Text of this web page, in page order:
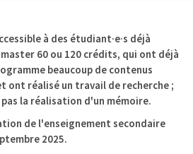
à des étudiant·e·s déjà
60 ou 120 crédits, qui ont déjà
beaucoup de contenus
ont réalisé un travail de recherche ;
la réalisation d'un mémoire.
de l'enseignement secondaire
2025.